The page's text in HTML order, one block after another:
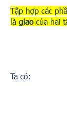
Tập hợp các
làgiao của hai
Ta có: